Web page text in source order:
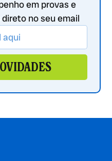
em provas e
no seu email